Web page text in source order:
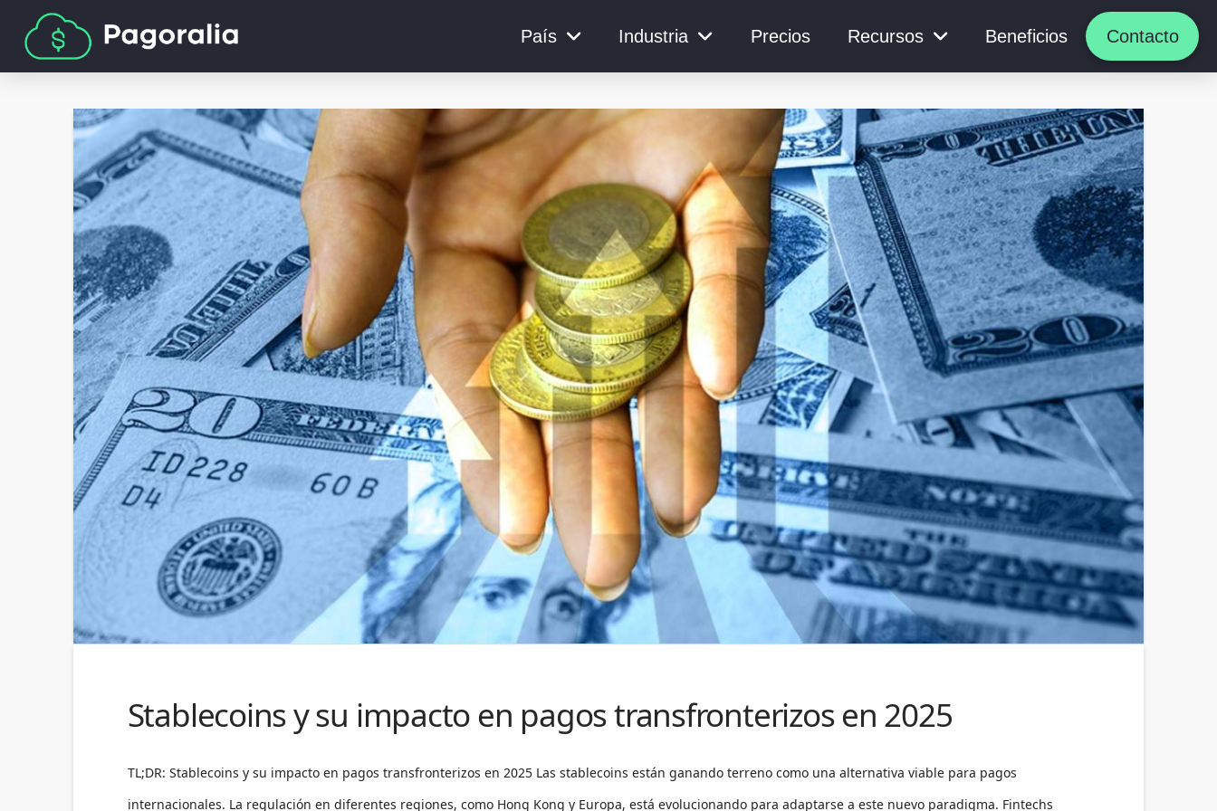
País Industria Precios Recursos Beneficios Contacto
Stablecoins y su impacto en pagos transfronterizos en 2025
TL;DR: Stablecoins y su impacto en pagos transfronterizos en 2025 Las stablecoins están ganando terreno como una alternativa viable para pagos
internacionales. La regulación en diferentes regiones, como Hong Kong y Europa, está evolucionando para adaptarse a este nuevo paradigma. Fintechs